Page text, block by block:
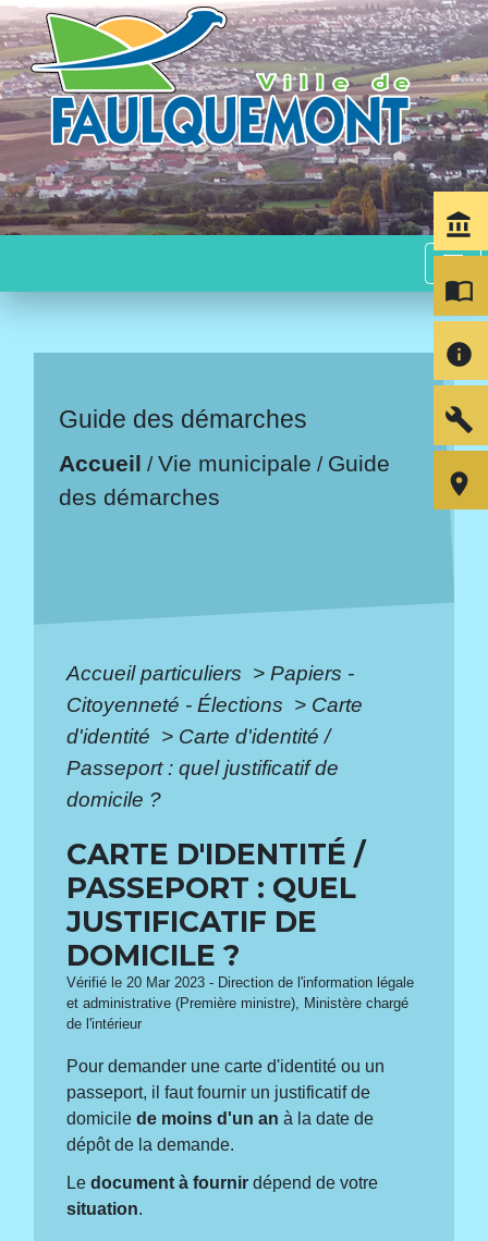
menu
Guide des démarches
Accueil /Vie municipale / Guide
des démarches
Accueil particuliers > Papiers -
Citoyenneté - Élections > Carte
d'identité > Carte d'identité /
Passeport : quel justificatif de
domicile ?
CARTE D'IDENTITÉ /
PASSEPORT : QUEL
JUSTIFICATIF DE
DOMICILE ?
Vérifié le 20 Mar 2023 - Direction de l'information légale
et administrative (Première ministre), Ministère chargé
de l'intérieur
Pour demander une carte d'identité ou un
passeport, il faut fournir un justificatif de
domicilede moins d'un an à la date de
dépôt de la demande.
Ledocument à fournir dépend de votre
situation.
account_balance
import_contacts
info
build
room